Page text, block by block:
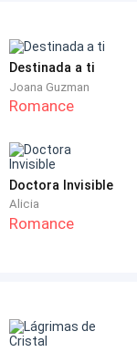
Destinada a ti
Joana Guzman
Romance
Doctora Invisible
Alicia
Romance